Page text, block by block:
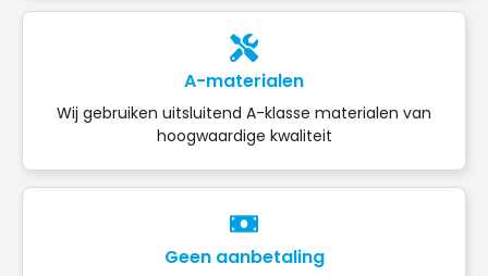
A-materialen
Wij gebruiken uitsluitend A-klasse materialen van
hoogwaardige kwaliteit
Geen aanbetaling